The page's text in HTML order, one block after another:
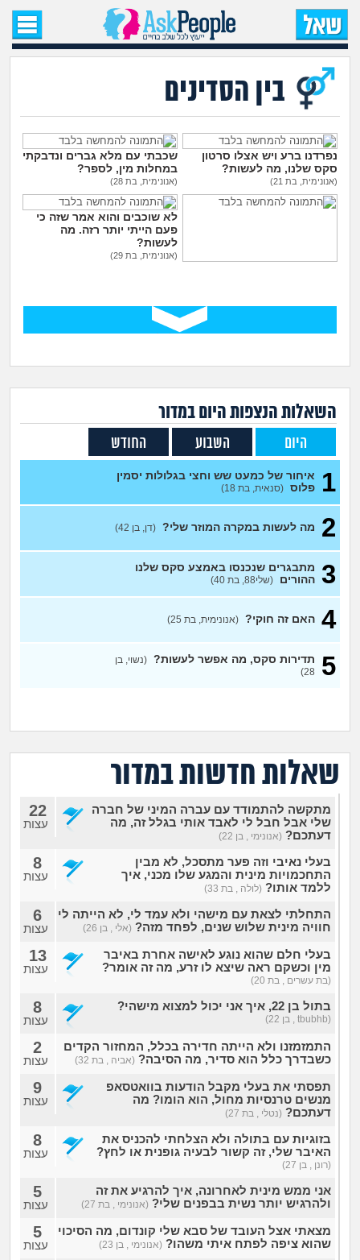
עמוד הבית
שאלות חדשות
שאלות שעוררו עניין
עצות חדשות
מה קורה כאן?
מדורים
זוגיות
הורות ומשפחה
מתבגרים
מהבקו"ם... ועד מתי?!
לימודים וסטודנטים
מה שעובר עליי
שומרים על הגוף
פיננסי וכלכלה
בין הסדינים
יוקר המחיה
גאווה
חיפוש שאלות
הרשמה
בין הסדינים
נפרדנו ברע ויש אצלו סרטון
סקס שלנו, מה לעשות?
(אנונימית, בת 21)
שכבתי עם מלא גברים ונדבקתי
במחלות מין, לספר?
(אנונימית, בת 28)
לא שוכבים והוא אמר שזה כי
פעם הייתי יותר רזה. מה
לעשות?
(אנונימית, בת 29)
השאלות הנצפות היוםבמדור
היום השבוע החודש
1
איחור של כמעט שש וחצי בגלולות יסמין
פלוס (סנאית, בת 18)
2 מה לעשות במקרה המוזר שלי? (דן, בן 42)
3 מתבגרים שנכנסו באמצע סקס שלנו
ההורים (שלי88, בת 40)
4 האם זה חוקי? (אנונימית, בת 25)
5 תדירות סקס, מה אפשר לעשות? (נשוי, בן
28)
שאלות חדשות במדור
מתקשה להתמודד עם עברה המיני של חברה
שלי אבל חבל לי לאבד אותי בגלל זה, מה
דעתכם? (אנונימי , בן 22)
22
עצות
בעלי נאיבי וזה פער מתסכל, לא מבין
התחכמויות מינית והמגע שלו מכני, איך
ללמד אותו? (לולה , בת 33)
8
עצות
התחלתי לצאת עם מישהי ולא עמד לי, לא הייתה לי
חוויה מינית שלוש שנים, לפחד מזה? (אלי , בן 26)
6
עצות
בעלי חלם שהוא נוגע לאישה אחרת באיבר
מין וכשקם ראה שיצא לו זרע, מה זה אומר?
(בת עשרים , בת 20)
13
עצות
בתול בן 22, איך אני יכול למצוא מישהי?
(tbubhb , בן 22)
8
עצות
התמזמזנו ולא הייתה חדירה בכלל, המחזור הקדים
כשבדרך כלל הוא סדיר, מה הסיבה? (אביה , בת 32)
2
עצות
תפסתי את בעלי מקבל הודעות בוואטסאפ
מנשים טרנסיות מחול, הוא הומו? מה
דעתכם? (נטלי , בת 27)
9
עצות
בזוגיות עם בתולה ולא הצלחתי להכניס את
האיבר שלי, זה קשור לבעיה גופנית או לחץ?
(רונן , בן 27)
8
עצות
אני ממש מינית לאחרונה, איך להרגיע את זה
ולהרגיש יותר נשית בבפנים שלי? (אנונימי , בת 27)
5
עצות
מצאתי אצל העובד של סבא שלי קונדום, מה הסיכוי
שהוא ציפה לפתח איתי משהו? (אנונימי , בן 23)
5
עצות